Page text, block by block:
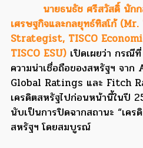
นายธนธัช ศรีสวัสดิ์ นัก
เศรษฐกิจและกลยุทธ์ทิสโก้
Strategist, TISCO
TISCO ESU) เปิดเผยว่า กรณี
ความน่าเชื่อถือของสหรัฐฯ จาก
Global Ratings และ Fitch
เครดิตสหรัฐไปก่อนหน้านี้ในปี
นับเป็นการปิดฉากสถานะ “เค
สหรัฐฯ โดยสมบูรณ์